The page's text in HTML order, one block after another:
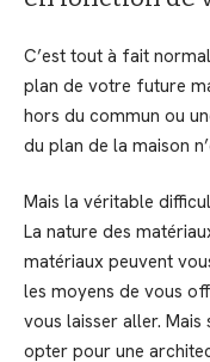
C’est tout à fait
plan de votre future
hors du commun ou
du plan de la maison
Mais la véritable
La nature des
matériaux peuvent
les moyens de vous
vous laisser aller. Mais
opter pour une